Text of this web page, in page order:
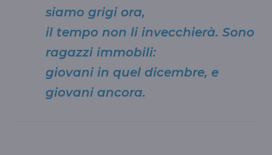
siamo grigi ora,
il tempo non li invecchierà. Sono
ragazzi immobili:
giovani in quel dicembre, e
giovani ancora.